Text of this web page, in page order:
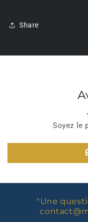
Share
Soyez le
"Une